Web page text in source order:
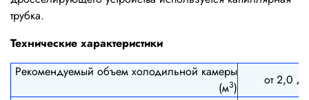
трубка.
Технические характеристики
Рекомендуемый объем холодильной камеры
(м3)
от 2,0